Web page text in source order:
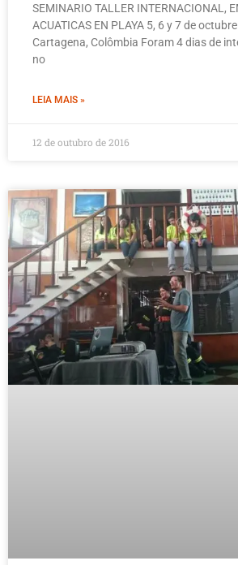
SEMINARIO TALLER INTERNACIONAL,
ACUATICAS EN PLAYA 5, 6 y 7 de
Cartagena, Colômbia Foram 4 dias de
no
LEIA MAIS »
12 de outubro de 2016